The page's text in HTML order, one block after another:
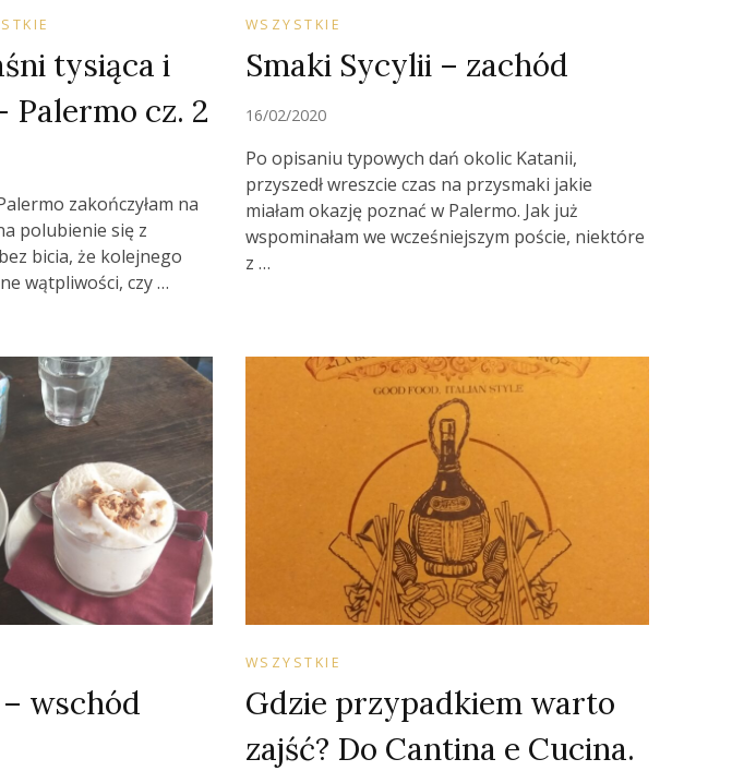
tysiąca i
Palermo cz. 2
zakończyłam na
polubienie się z
bicia, że kolejnego
wątpliwości, czy …
WSZYSTKIE
Smaki Sycylii – zachód
16/02/2020
Po opisaniu typowych dań okolic Katanii,
przyszedł wreszcie czas na przysmaki jakie
miałam okazję poznać w Palermo. Jak już
wspominałam we wcześniejszym poście, niektóre
z …
wschód
WSZYSTKIE
Gdzie przypadkiem warto
zajść? Do Cantina e Cucina.